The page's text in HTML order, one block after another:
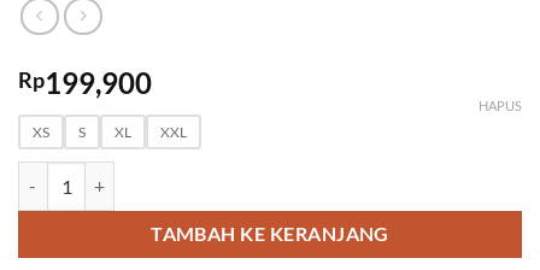
Rp199,900
XS S XL XXL
HAPUS
TAMBAH KE KERANJANG